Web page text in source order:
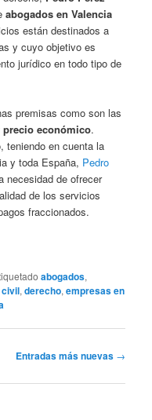
abogados en Valencia
están destinados a
y cuyo objetivo es
jurídico en todo tipo de
premisas como son las
económico.
teniendo en cuenta la
y toda España, Pedro
necesidad de ofrecer
de los servicios
fraccionados.
abogados,
civil,derecho,empresas en
Entradas más nuevas →